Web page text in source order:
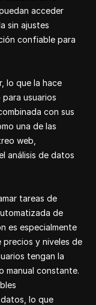
acceder
sin ajustes
confiable para
lo que la hace
usuarios
con sus
una de las
web,
análisis de datos
tareas de
de
es especialmente
y niveles de
tengan la
manual constante.
lo que